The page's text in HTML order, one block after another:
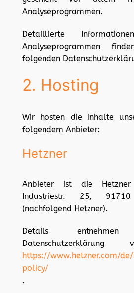
Analyseprogrammen.
Detaillierte
Analyseprogrammen
folgenden
2. Hosting
Wir hosten die Inhalte
folgendem Anbieter:
Hetzner
Anbieter ist die Hetzner
Industriestr. 25, 91710
(nachfolgend Hetzner).
Details
https://www.hetzner.com/
policy/
.